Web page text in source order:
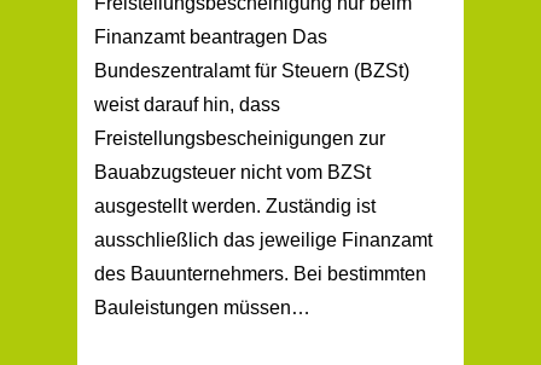
Finanzamt beantragen Das
Bundeszentralamt für Steuern (BZSt)
weist darauf hin, dass
Freistellungsbescheinigungen zur
Bauabzugsteuer nicht vom BZSt
ausgestellt werden. Zuständig ist
ausschließlich das jeweilige Finanzamt
des Bauunternehmers. Bei bestimmten
Bauleistungen müssen…